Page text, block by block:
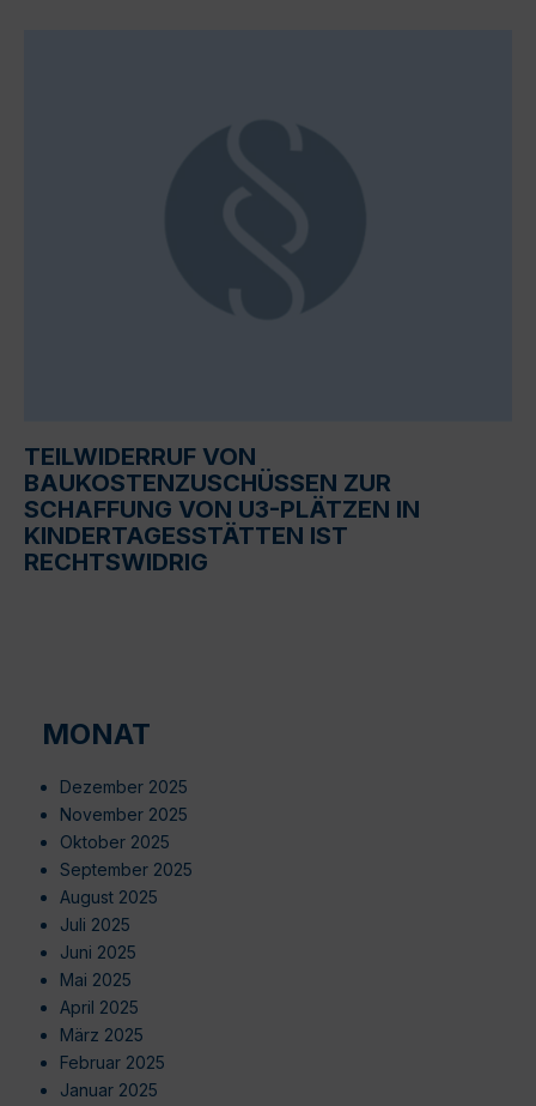
TEILWIDERRUF VON
BAUKOSTENZUSCHÜSSEN ZUR
SCHAFFUNG VON U3-PLÄTZEN IN
KINDERTAGESSTÄTTEN IST
RECHTSWIDRIG
MONAT
Dezember 2025
November 2025
Oktober 2025
September 2025
August 2025
Juli 2025
Juni 2025
Mai 2025
April 2025
März 2025
Februar 2025
Januar 2025